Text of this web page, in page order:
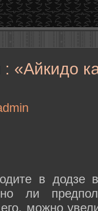
: «Айкидо
в додзе
ли
его, можно